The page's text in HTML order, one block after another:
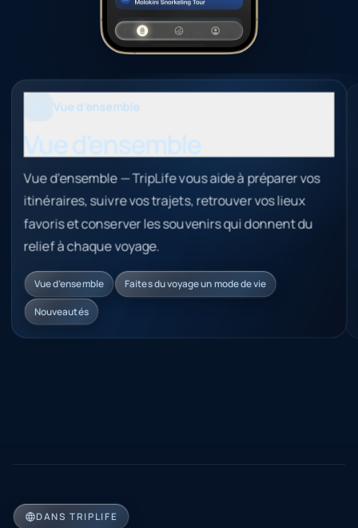
Vue d’ensemble
Vue d’ensemble
Vue d’ensemble — TripLife vous aide à préparer vos
itinéraires, suivre vos trajets, retrouver vos lieux
favoris et conserver les souvenirs qui donnent du
relief à chaque voyage.
Vue d’ensemble Faites du voyage un mode de vie
Nouveautés
DANS TRIPLIFE